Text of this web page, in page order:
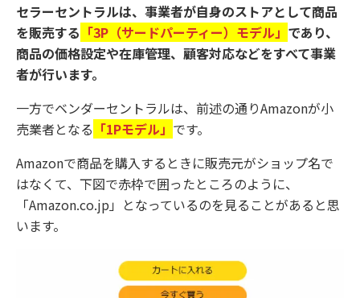
セラーセントラルは、事業者が自身のストアとして商品
を販売する 「3P（サードパーティー）モデル」 であり、
商品の価格設定や在庫管理、顧客対応などをすべて事業
者が行います。
一方でベンダーセントラルは、前述の通りAmazonが小
売業者となる 「1Pモデル」 です。
Amazonで商品を購入するときに販売元がショップ名で
はなくて、下図で赤枠で囲ったところのように、
「Amazon.co.jp」となっているのを見ることがあると思
います。